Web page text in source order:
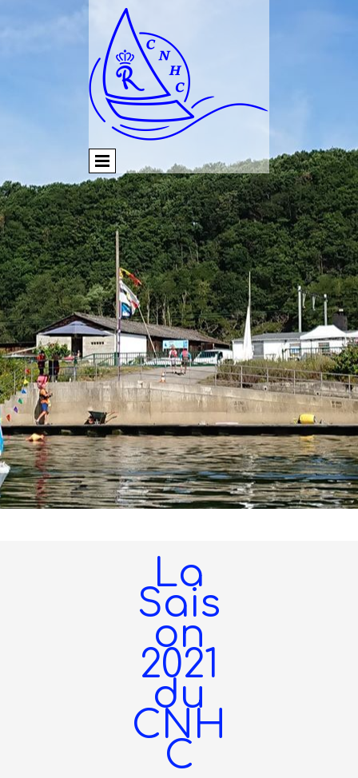
La
Sais
on
2021
du
CNH
C